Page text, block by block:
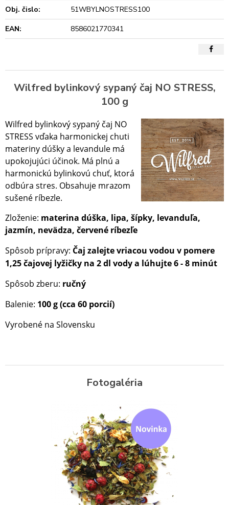
Obj. čislo:
51WBYLNOSTRESS100
EAN:
8586021770341
Wilfred bylinkový sypaný čaj NO STRESS,
100 g
Wilfred bylinkový sypaný čaj NO
STRESS vďaka harmonickej chuti
materiny dúšky a levandule má
upokojujúci účinok. Má plnú a
harmonickú bylinkovú chuť, ktorá
odbúra stres. Obsahuje mrazom
sušené ríbezle.
Zloženie: materina dúška, lipa, šípky, levanduľa,
jazmín, nevädza, červené ríbezľe
Spôsob prípravy: Čaj zalejte vriacou vodou v pomere
1,25 čajovej lyžičky na 2 dl vody a lúhujte 6 - 8 minút
Spôsob zberu: ručný
Balenie: 100 g (cca 60 porcií)
Vyrobené na Slovensku
Fotogaléria